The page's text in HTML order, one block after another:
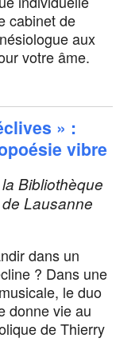
cabinet de
aux
votre âme.
» :
vibre
Bibliothèque
Lausanne
dans un
? Dans une
le duo
donne vie au
de Thierry